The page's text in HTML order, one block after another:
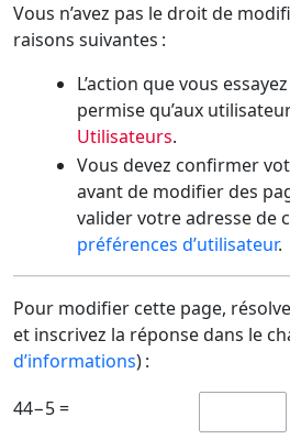
Vous n’avez pas le droit de
raisons suivantes :
L’action que vous
permise qu’aux
Utilisateurs.
Vous devez confirmer
avant de modifier des
valider votre adresse de
préférences d’utilisateur.
Pour modifier cette page,
et inscrivez la réponse dans le
d’informations) :
44−5 =